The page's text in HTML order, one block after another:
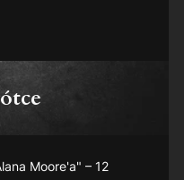
Moore'a" – 12